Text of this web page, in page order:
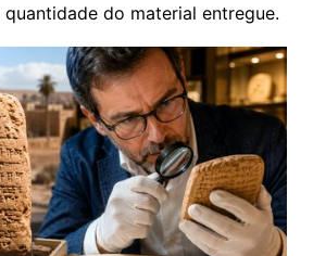
do material entregue.